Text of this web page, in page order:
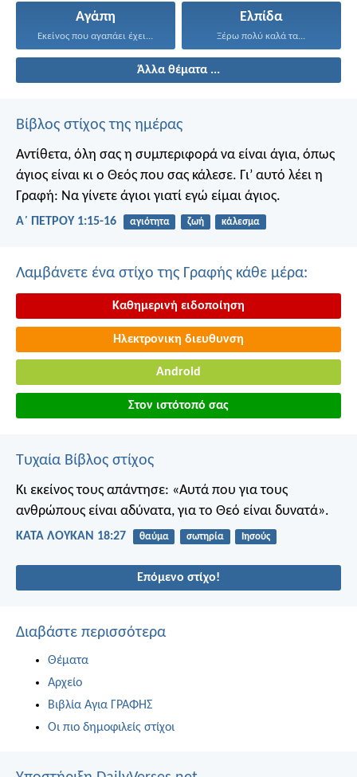
Αγάπη
Εκείνος που αγαπάει έχει...
Ελπίδα
Ξέρω πολύ καλά τα...
Άλλα θέματα ...
Βίβλος στίχος της ημέρας
Αντίθετα, όλη σας η συμπεριφορά να είναι άγια, όπως
άγιος είναι κι ο Θεός που σας κάλεσε. Γι’ αυτό λέει η
Γραφή: Να γίνετε άγιοι γιατί εγώ είμαι άγιος.
Α΄ ΠΕΤΡΟΥ 1:15-16 αγιότητα ζωή κάλεσμα
Λαμβάνετε ένα στίχο της Γραφής κάθε μέρα:
Καθημερινή ειδοποίηση
Ηλεκτρονικη διευθυνση
Android
Στον ιστότοπό σας
Τυχαία Βίβλος στίχος
Κι εκείνος τους απάντησε: «Αυτά που για τους
ανθρώπους είναι αδύνατα, για το Θεό είναι δυνατά».
ΚΑΤΑ ΛΟΥΚΑΝ 18:27 θαύμα σωτηρία Ιησούς
Επόμενο στίχο!
Διαβάστε περισσότερα
Θέματα
Αρχείο
Βιβλία Αγια ΓΡΑΦΗΣ
Οι πιο δημοφιλείς στίχοι